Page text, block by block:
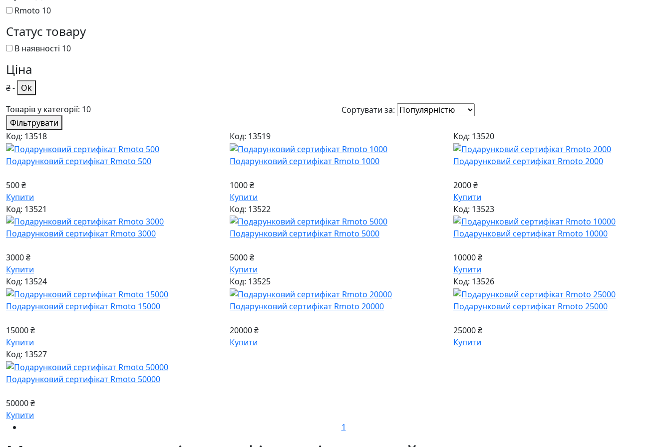
Rmoto 10
Статус товару
В наявності 10
Ціна
₴- Ok
Товарів у категорії: 10
Фільтрувати
Сортувати за:
Код: 13518
Подарунковий сертифікат Rmoto 500
500 ₴
Купити
Код: 13519
Подарунковий сертифікат Rmoto 1000
1000 ₴
Купити
Код: 13520
Подарунковий сертифікат Rmoto 2000
2000 ₴
Купити
Код: 13521
Подарунковий сертифікат Rmoto 3000
3000 ₴
Купити
Код: 13522
Подарунковий сертифікат Rmoto 5000
5000 ₴
Купити
Код: 13523
Подарунковий сертифікат Rmoto 10000
10000 ₴
Купити
Код: 13524
Подарунковий сертифікат Rmoto 15000
15000 ₴
Купити
Код: 13525
Подарунковий сертифікат Rmoto 20000
20000 ₴
Купити
Код: 13526
Подарунковий сертифікат Rmoto 25000
25000 ₴
Купити
Код: 13527
Подарунковий сертифікат Rmoto 50000
50000 ₴
Купити
1